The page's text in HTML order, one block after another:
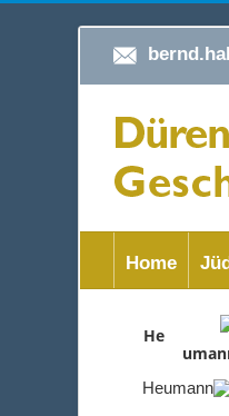
Home
He
Heumann